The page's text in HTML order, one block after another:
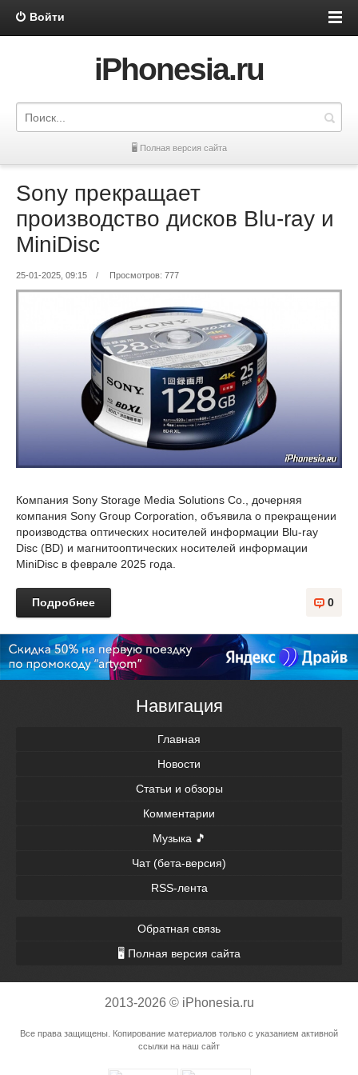
Войти
iPhonesia.ru
🖥 Полная версия сайта
Sony прекращает
производство дисков Blu-ray и
MiniDisc
25-01-2025, 09:15 / Просмотров: 777
Компания Sony Storage Media Solutions Co., дочерняя
компания Sony Group Corporation, объявила о прекращении
производства оптических носителей информации Blu-ray
Disc (BD) и магнитооптических носителей информации
MiniDisc в феврале 2025 года.
Подробнее 0
Навигация
Главная
Новости
Статьи и обзоры
Комментарии
Музыка 🎵
Чат (бета-версия)
RSS-лента
Обратная связь
🖥 Полная версия сайта
2013-2026 © iPhonesia.ru
Все права защищены. Копирование материалов только с указанием активной
ссылки на наш сайт